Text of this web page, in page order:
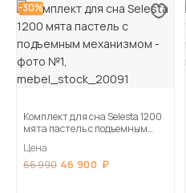
-30%
Комплект для сна Selesta 1200
мята пастель с подъемным
Цена
66 990 46 900